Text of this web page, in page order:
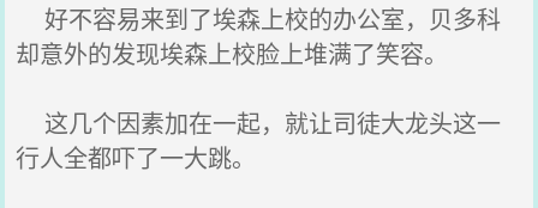
好不容易来到了埃森上校的办公室，贝多科
却意外的发现埃森上校脸上堆满了笑容。
这几个因素加在一起，就让司徒大龙头这一
行人全都吓了一大跳。